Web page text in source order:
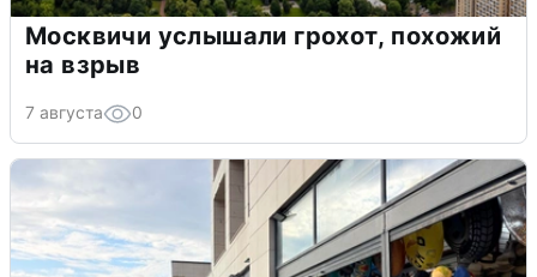
Москвичи услышали грохот, похожий
на взрыв
7 августа 0